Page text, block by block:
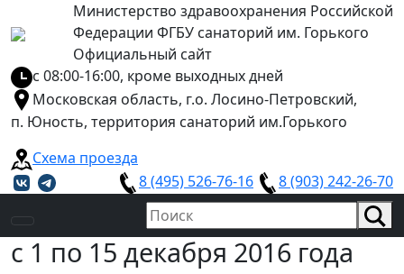
Министерство здравоохранения Российской
Федерации ФГБУ санаторий им. Горького
Официальный сайт
с 08:00-16:00, кроме выходных дней
Московская область, г.о. Лосино-Петровский,
п. Юность, территория санаторий им.Горького
Схема проезда
8 (495) 526-76-16
8 (903) 242-26-70
с 1 по 15 декабря 2016 года